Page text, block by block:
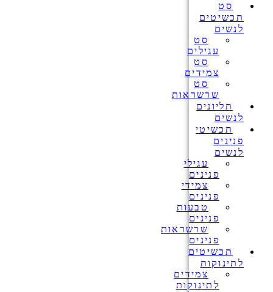
סט
תכשיטים
לנשים
סט
עגילים
סט
צמידים
סט
שרשראות
תליונים
לנשים
תכשיטי
פנינים
לנשים
עגילי
פנינים
צמידי
פנינים
טבעות
פנינים
שרשראות
פנינים
תכשיטים
לתינוקות
צמידים
לתינוקות